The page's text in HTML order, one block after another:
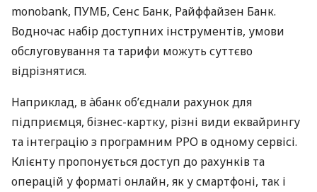
monobank, ПУМБ, Сенс Банк, Райффайзен Банк.
Водночас набір доступних інструментів, умови
обслуговування та тарифи можуть суттєво
відрізнятися.
Наприклад, в àбанк об’єднали рахунок для
підприємця, бізнес-картку, різні види еквайрингу
та інтеграцію з програмним РРО в одному сервісі.
Клієнту пропонується доступ до рахунків та
операцій у форматі онлайн, як у смартфоні, так і